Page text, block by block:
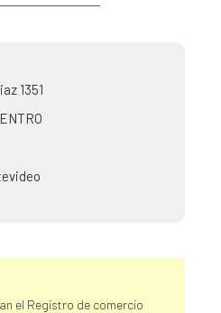
1351
el Registro de comercio